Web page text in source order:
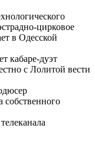
цирковое
в Одесской
кабаре-дуэт
с Лолитой вести
собственного